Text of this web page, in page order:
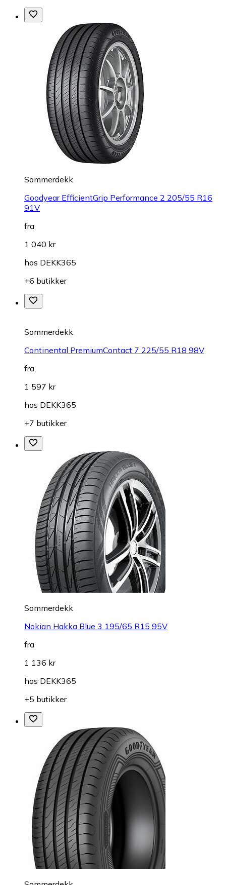
Sommerdekk
Goodyear EfficientGrip Performance 2 205/55 R16
91V
fra
1 040 kr
hos DEKK365
+6 butikker
Sommerdekk
Continental PremiumContact 7 225/55 R18 98V
fra
1 597 kr
hos DEKK365
+7 butikker
Sommerdekk
Nokian Hakka Blue 3 195/65 R15 95V
fra
1 136 kr
hos DEKK365
+5 butikker